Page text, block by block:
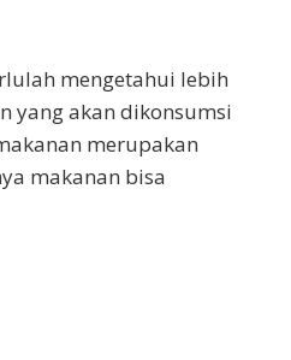
mengetahui lebih
yang akan dikonsumsi
merupakan
makanan bisa